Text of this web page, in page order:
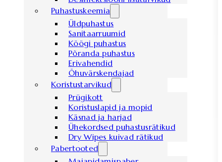
Puhastuskeemia
Üldpuhastus
Sanitaarruumid
Köögi puhastus
Põranda puhastus
Erivahendid
Õhuvärskendajad
Koristustarvikud
Prügikott
Koristuslapid ja mopid
Käsnad ja harjad
Ühekordsed puhastusrätikud
Dry Wipes kuivad rätikud
Pabertooted